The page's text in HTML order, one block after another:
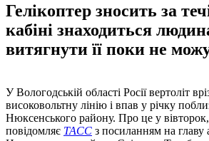
Гелікоптер зносить за
кабіні знаходиться
витягнути її поки не
У Вологодській області Росії вертоліт
високовольтну лінію і впав у річку
Нюксенського району. Про це у
повідомляє ТАСС з посиланням на главу